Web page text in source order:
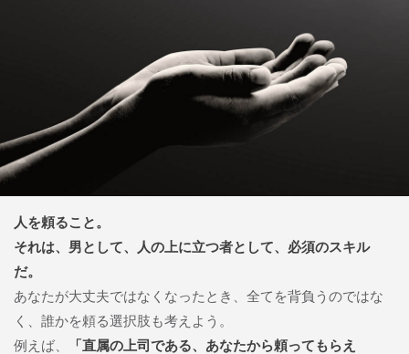
人を頼ること。
それは、男として、人の上に立つ者として、必須のスキル
だ。
あなたが大丈夫ではなくなったとき、全てを背負うのではな
く、誰かを頼る選択肢も考えよう。
例えば、
「直属の上司である、あなたから頼ってもらえ